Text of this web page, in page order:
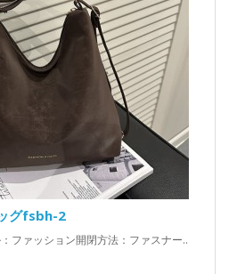
グfsbh-2
ファッション開閉方法：ファスナー..